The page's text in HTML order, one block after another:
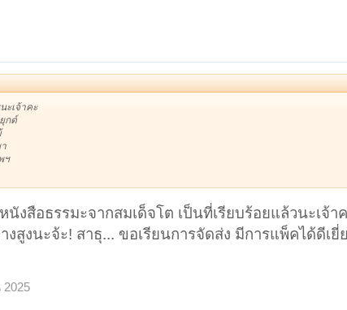
เจ้าคะ
กต์
ฯ
นังสือธรรมะจากสมเด็จโต เป็นที่เรียบร้อยแล้วนะเ
สูงนะจ้ะ! สาธุ... ขอเรียนการจัดส่ง มีการแพ็คได้ดีเ